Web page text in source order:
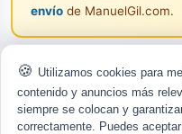
Utilizamos cookies para
contenido y anuncios más
siempre se colocan y
correctamente. Puedes
envíode ManuelGil.com.
Financiación sujeta a la
mayores de 18 años, con